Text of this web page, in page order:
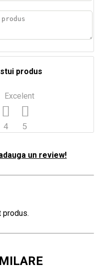
produs
Excelent
5
4
un review!
produs.